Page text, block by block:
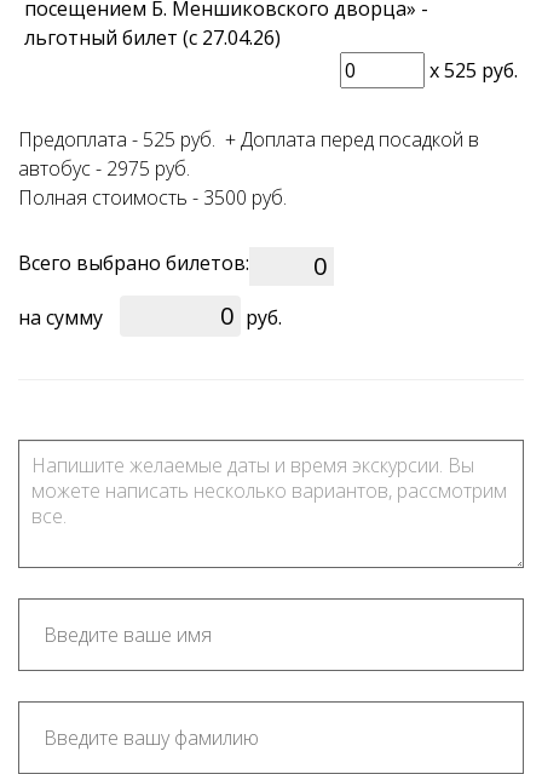
посещением Б. Меншиковского дворца» -
льготный билет (с 27.04.26)
x525 руб.
Предоплата - 525 руб. + Доплата перед посадкой в
автобус - 2975 руб.
Полная стоимость - 3500 руб.
Всего выбрано билетов:
на сумму 0 руб.